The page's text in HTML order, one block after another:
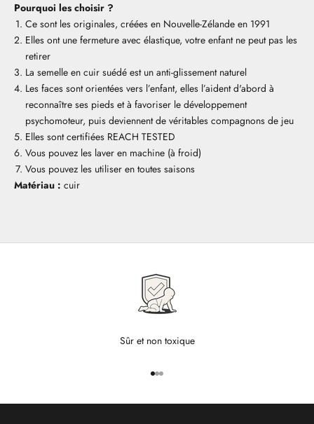
Pourquoi les choisir ?
Ce sont les originales, créées en Nouvelle-Zélande en 1991
Elles ont une fermeture avec élastique, votre enfant ne peut pas les
retirer
La semelle en cuir suédé est un anti-glissement naturel
Les faces sont orientées vers l’enfant, elles l’aident d'abord à
reconnaître ses pieds et à favoriser le développement
psychomoteur, puis deviennent de véritables compagnons de jeu
Elles sont certifiées REACH TESTED
Vous pouvez les laver en machine (à froid)
Vous pouvez les utiliser en toutes saisons
Matériau : cuir
Sûr et non toxique
Aller à l'élément 1
Aller à l'élément 2
Aller à l'élément 3